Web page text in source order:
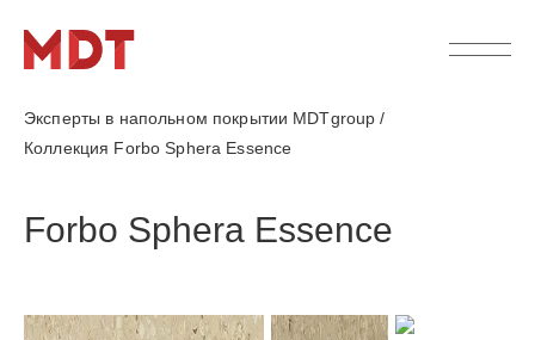
Эксперты в напольном покрытии MDTgroup /
Коллекция Forbo Sphera Essence
Forbo Sphera Essence